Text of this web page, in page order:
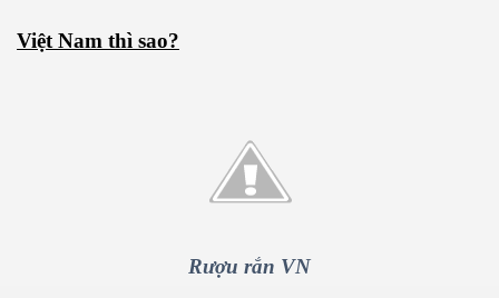
Việt Nam thì sao?
Rượu rắn VN